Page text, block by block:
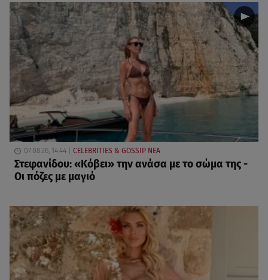
07.08.26, 14:44 CELEBRITIES & GOSSIP ΝΕΑ
Στεφανίδου: «Κόβει» την ανάσα με το σώμα της -
Οι πόζες με μαγιό